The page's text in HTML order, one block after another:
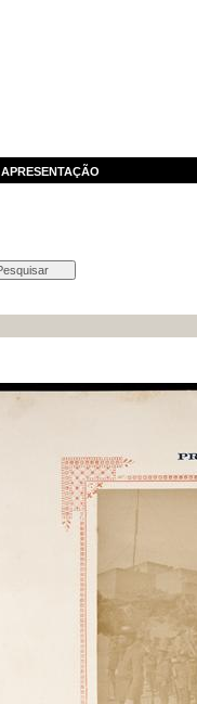
APRESENTAÇÃO